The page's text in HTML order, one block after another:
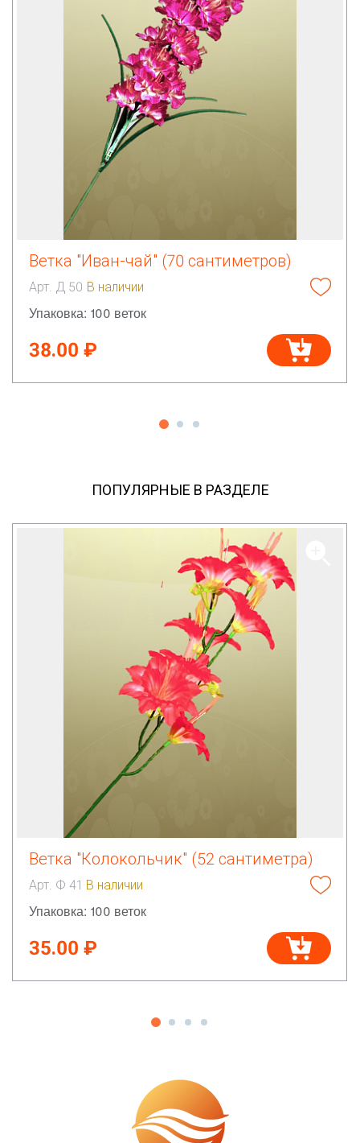
Ветка "Иван-чай" (70 сантиметров)
Арт. Д 50 В наличии
Упаковка: 100 веток
38.00 ₽
ПОПУЛЯРНЫЕ В РАЗДЕЛЕ
Ветка "Колокольчик" (52 сантиметра)
Арт. Ф 41 В наличии
Упаковка: 100 веток
35.00 ₽